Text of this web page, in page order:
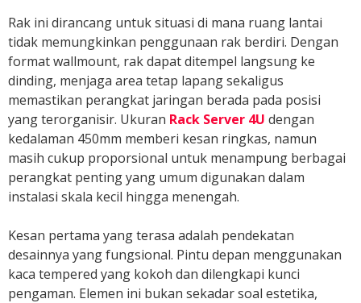
Rak ini dirancang untuk situasi di mana ruang lantai
tidak memungkinkan penggunaan rak berdiri. Dengan
format wallmount, rak dapat ditempel langsung ke
dinding, menjaga area tetap lapang sekaligus
memastikan perangkat jaringan berada pada posisi
yang terorganisir. Ukuran Rack Server 4U dengan
kedalaman 450mm memberi kesan ringkas, namun
masih cukup proporsional untuk menampung berbagai
perangkat penting yang umum digunakan dalam
instalasi skala kecil hingga menengah.
Kesan pertama yang terasa adalah pendekatan
desainnya yang fungsional. Pintu depan menggunakan
kaca tempered yang kokoh dan dilengkapi kunci
pengaman. Elemen ini bukan sekadar soal estetika,